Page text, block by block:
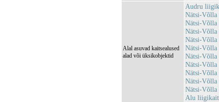
Alal asuvad kaitsealused
alad või üksikobjektid
Audru
Nätsi-
Nätsi-
Nätsi-Võlla
Nätsi-
Nätsi-
Nätsi-Võlla
Nätsi-Võlla
Nätsi-Võlla
Nätsi-Võlla
Nätsi-Võlla
Alu